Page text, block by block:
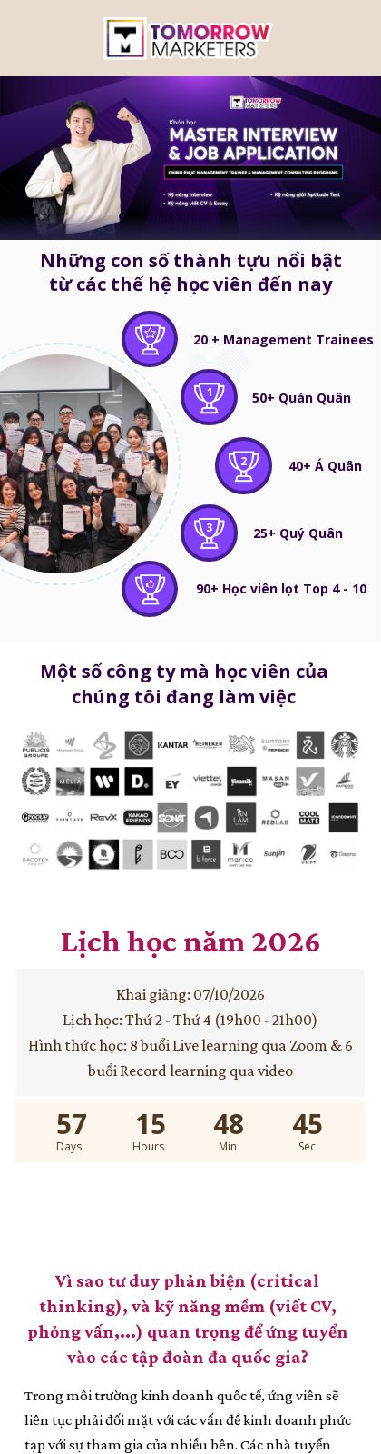
50+ Quán Quân
1
40+ Á Quân
2
25+ Quý Quân
3
20 + Management Trainees
90+ Học viên lọt Top 4 - 10
Những con số thành tựu nổi bật
từ các thế hệ học viên đến nay
Một số công ty mà học viên của
chúng tôi đang làm việc
Khai giảng: 07/10/2026
Lịch học: Thứ 2 - Thứ 4 (19h00 - 21h00)
Hình thức học: 8 buổi Live learning qua Zoom & 6
buổi Record learning qua video
Lịch học năm 2026
57 15 48 44
Days Hours Min Sec
Trong môi trường kinh doanh quốc tế, ứng viên sẽ
liên tục phải đối mặt với các vấn đề kinh doanh phức
tạp với sự tham gia của nhiều bên. Các nhà tuyển
Vì sao tư duy phản biện (critical
thinking), và kỹ năng mềm (viết CV,
phỏng vấn,...) quan trọng để ứng tuyển
vào các tập đoàn đa quốc gia?